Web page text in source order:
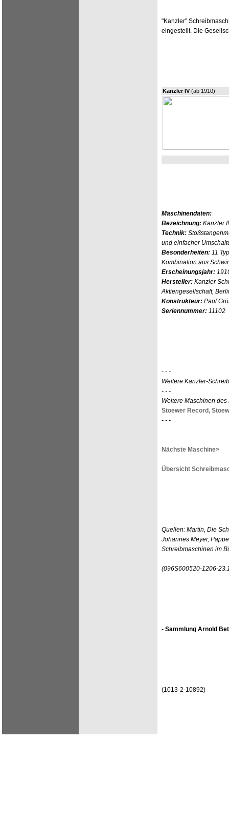
"Kanzler"
eingestellt. Die
Kanzler IV (ab 1910)
Maschinendaten:
Bezeichnung: Kanzler
Technik:
und einfacher
Besonderheiten: 11
Kombination aus
Erscheinungsjahr:
Hersteller: Kanzler
Aktiengesellschaft,
Konstrukteur: Paul
Seriennummer: 11102
- - -
Weitere Kanzler-
- - -
Weitere Maschinen
Stoewer Record,
- - -
Nächste Maschine>
Übersicht
Quellen: Martin, Die
Johannes Meyer,
Schreibmaschinen im
(096S600520-1206-
- Sammlung Arnold
(1013-2-10892)